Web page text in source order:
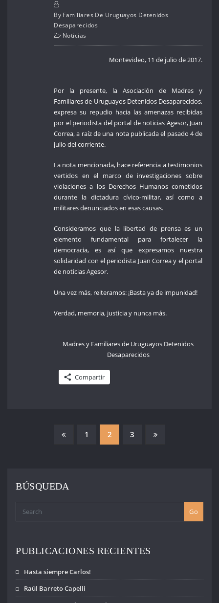
By Familiares De Uruguayos Detenidos
Desaparecidos
Noticias
Montevideo, 11 de julio de 2017.
Por la presente, la Asociación de Madres y
Familiares de Uruguayos Detenidos Desaparecidos,
expresa su repudio hacia las amenazas recibidas
por el periodista del portal de noticias Agesor, Juan
Correa, a raíz de una nota publicada el pasado 4 de
julio del corriente.
La nota mencionada, hace referencia a testimonios
vertidos en el marco de investigaciones sobre
violaciones a los Derechos Humanos cometidos
durante la dictadura cívico-militar, así como a
militares denunciados en esas causas.
Consideramos que la libertad de prensa es un
elemento fundamental para fortalecer la
democracia, es así que expresamos nuestra
solidaridad con el periodista Juan Correa y el portal
de noticias Agesor.
Una vez más, reiteramos: ¡Basta ya de impunidad!
Verdad, memoria, justicia y nunca más.
Madres y Familiares de Uruguayos Detenidos
Desaparecidos
Compartir
PAGINACIÓN
ENTRADAS
1 2 3
BÚSQUEDA
Go
PUBLICACIONES RECIENTES
Hasta siempre Carlos!
Raúl Barreto Capelli